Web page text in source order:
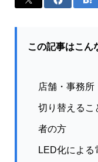
この記事はこん
店舗・事務
切り替えるこ
者の方
LED化による